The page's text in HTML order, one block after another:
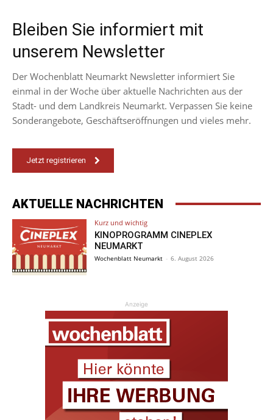
Bleiben Sie informiert mit
unserem Newsletter
Der Wochenblatt Neumarkt Newsletter informiert Sie
einmal in der Woche über aktuelle Nachrichten aus der
Stadt- und dem Landkreis Neumarkt. Verpassen Sie keine
Sonderangebote, Geschäftseröffnungen und vieles mehr.
Jetzt registrieren
AKTUELLE NACHRICHTEN
Kurz und wichtig
KINOPROGRAMM CINEPLEX
NEUMARKT
Wochenblatt Neumarkt - 6. August 2026
Anzeige